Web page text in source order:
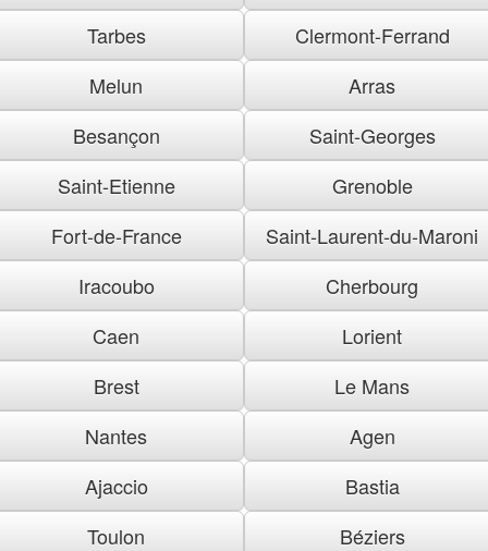
Tarbes
Clermont-Ferrand
Melun
Arras
Besançon
Saint-Georges
Saint-Etienne
Grenoble
Fort-de-France
Saint-Laurent-du-Maroni
Iracoubo
Cherbourg
Caen
Lorient
Brest
Le Mans
Nantes
Agen
Ajaccio
Bastia
Toulon
Béziers